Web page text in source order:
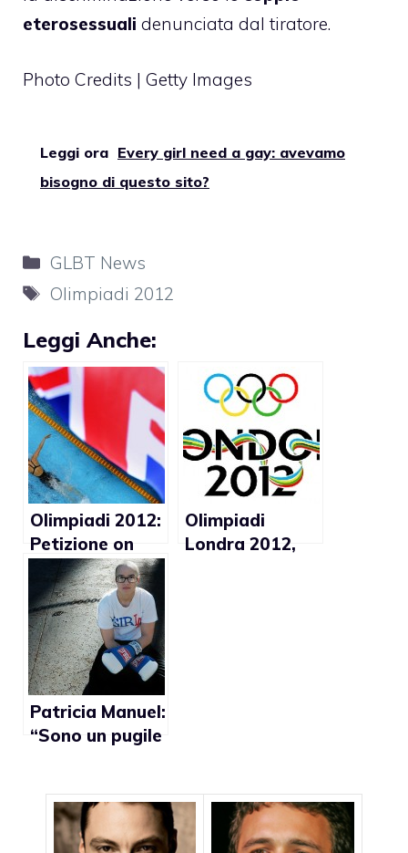
eterosessuali denunciata dal tiratore.
Photo Credits | Getty Images
Leggi ora Every girl need a gay: avevamo
bisogno di questo sito?
Categorie
GLBT News
Tag
Olimpiadi 2012
Leggi Anche:
Olimpiadi 2012:
Petizione on
line per i diritti
femminili e
GLBT
Olimpiadi
Londra 2012,
Patricia Manuel:
“Sono un pugile
lesbica e
attivista”